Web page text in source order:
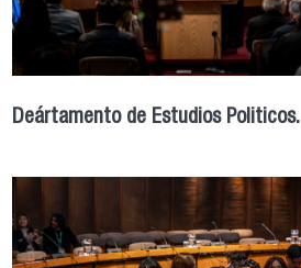
Deártamento de Estudios Politicos.